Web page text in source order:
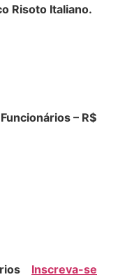
Risoto Italiano.
– R$
Inscreva-se